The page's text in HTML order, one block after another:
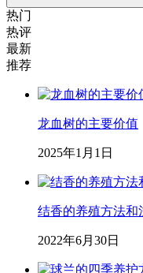
热门
热评
最新
推荐
龙血树的主要价值
2025年1月1日
结香的养殖方法和
2022年6月30日